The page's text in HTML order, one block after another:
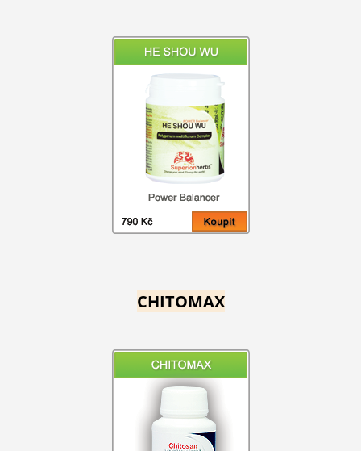
CHITOMAX